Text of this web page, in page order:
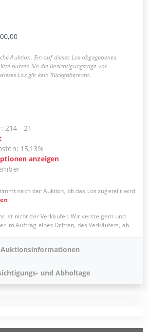
Auktion. Ein auf dieses Los abgegebenes
nutzen Sie die Besichtigungstage vor
Los gilt kein Rückgaberecht.
:214 - 21
: 15,13%
anzeigen
nach der Auktion, ob das Los zugeteilt wird
ist nicht der Verkäufer. Wir versteigern und
im Auftrag eines Dritten, des Verkäufers, ab.
Auktionsinformationen
und Abholtage